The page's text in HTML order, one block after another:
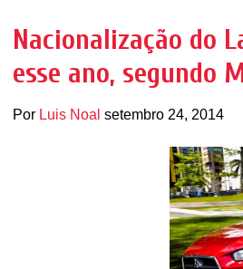
Nacionalização do
esse ano, segundo
Por Luis Noal setembro 24, 2014